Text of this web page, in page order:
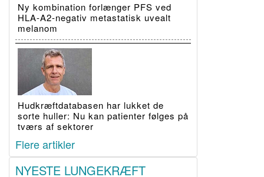
Ny kombination forlænger PFS ved
HLA-A2-negativ metastatisk uvealt
melanom
Hudkræftdatabasen har lukket de
sorte huller: Nu kan patienter følges på
tværs af sektorer
Flere artikler
NYESTE LUNGEKRÆFT